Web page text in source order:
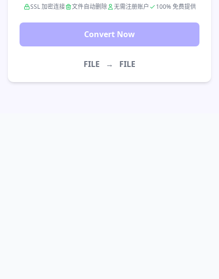
SSL 加密连接 文件自动删除 无需注册账户 100% 免费提供
Convert Now
FILE → FILE